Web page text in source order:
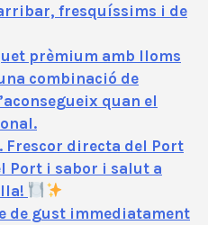
fresquíssims i de
prèmium amb lloms
combinació de
quan el
Frescor directa del Port
Port i sabor i salut a
de gust immediatament